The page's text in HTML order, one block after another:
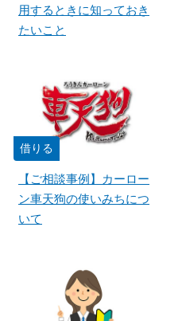
用するときに知っておき
たいこと
借りる
【ご相談事例】カーロー
ン車天狗の使いみちにつ
いて